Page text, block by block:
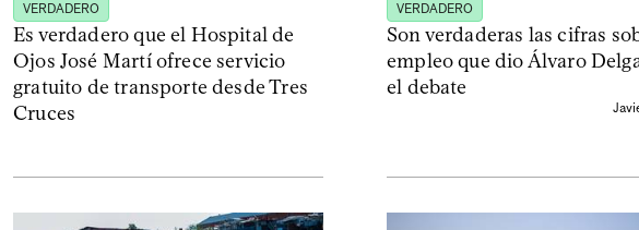
VERDADERO
Es verdadero que el Hospital de
Ojos José Martí ofrece servicio
gratuito de transporte desde Tres
Cruces
VERDADERO
Son verdaderas las cifras
empleo que dio Álvaro
el debate